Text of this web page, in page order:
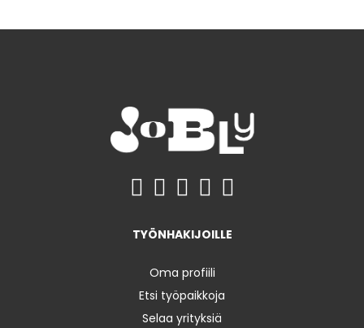
TYÖNHAKIJOILLE
Oma profiili
Etsi työpaikkoja
Selaa yrityksiä